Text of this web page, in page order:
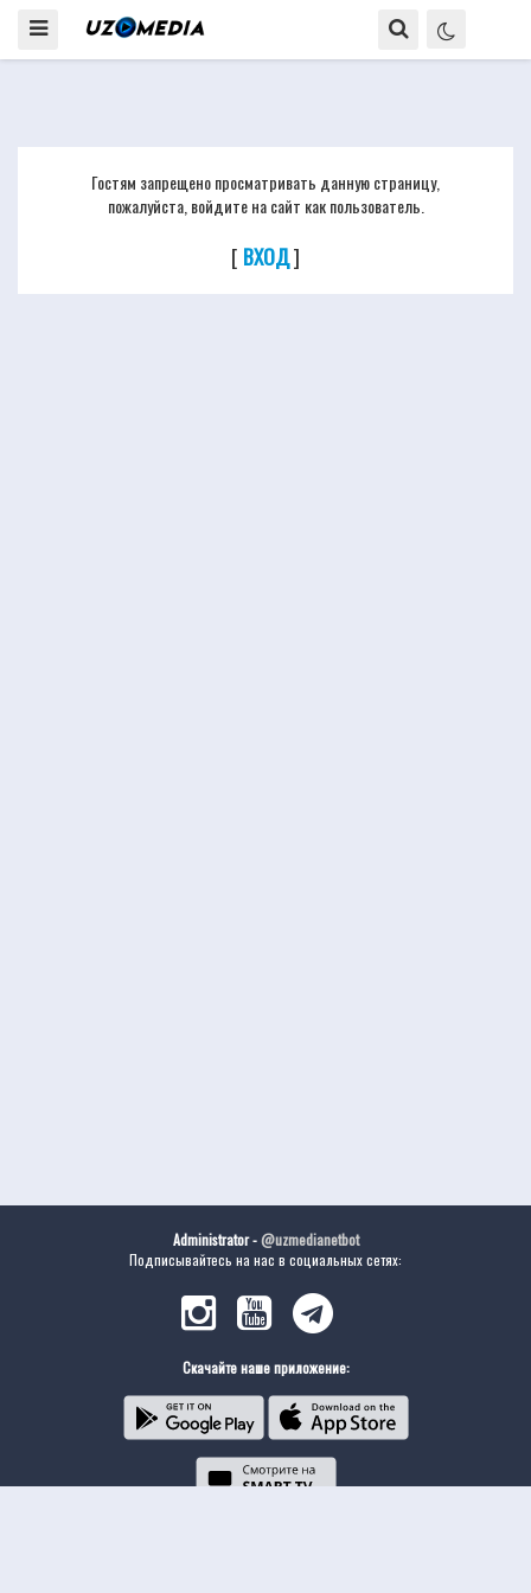
Гостям запрещено просматривать данную страницу,
пожалуйста, войдите на сайт как пользователь.
[ ВХОД]
Administrator -@uzmedianetbot
Подписывайтесь на нас в социальных сетях:
Скачайте наше приложение: